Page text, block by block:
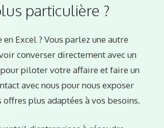
particulière ?
Excel ? Vous parlez une autre
converser directement avec un
piloter votre affaire et faire un
avec nous pour nous exposer
plus adaptées à vos besoins.